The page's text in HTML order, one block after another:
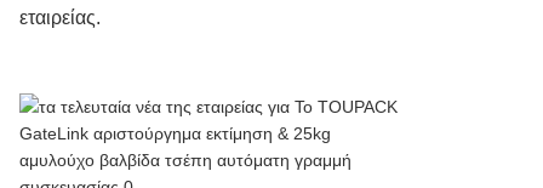
εταιρείας.